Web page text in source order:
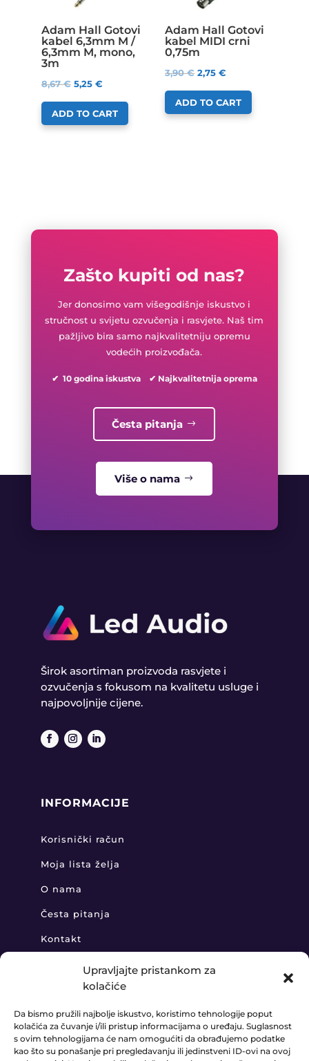
Upravljajte pristankom za
kolačiće
Da bismo pružili najbolje iskustvo, koristimo tehnologije poput
kolačića za čuvanje i/ili pristup informacijama o uređaju. Suglasnost
s ovim tehnologijama će nam omogućiti da obrađujemo podatke
kao što su ponašanje pri pregledavanju ili jedinstveni ID-ovi na ovoj
Adam Hall Gotovi
kabel 6,3mm M /
6,3mm M, mono,
3m
8,67€ 5,25 €
ADD TO CART
Adam Hall Gotovi
kabel MIDI crni
0,75m
3,90€ 2,75 €
ADD TO CART
Zašto kupiti od nas?
Jer donosimo vam višegodišnje iskustvo i
stručnost u svijetu ozvučenja i rasvjete. Naš tim
pažljivo bira samo najkvalitetniju opremu
vodećih proizvođača.
✔ 10 godina iskustva ✔ Najkvalitetnija oprema
Česta pitanja
Više o nama
Širok asortiman proizvoda rasvjete i
ozvučenja s fokusom na kvalitetu usluge i
najpovoljnije cijene.
INFORMACIJE
Korisnički račun
Moja lista želja
O nama
Česta pitanja
Kontakt
 +385 91 888 6406